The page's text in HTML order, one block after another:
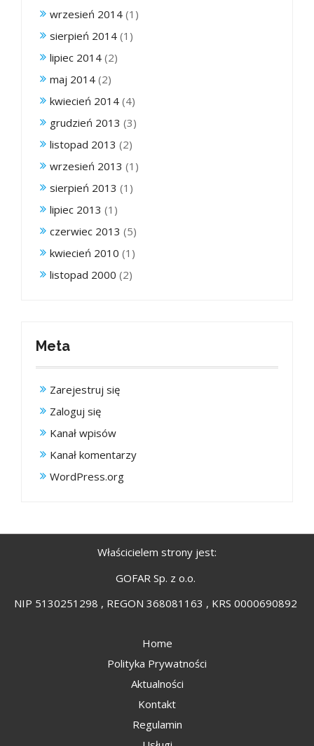
wrzesień 2014 (1)
sierpień 2014 (1)
lipiec 2014 (2)
maj 2014 (2)
kwiecień 2014 (4)
grudzień 2013 (3)
listopad 2013 (2)
wrzesień 2013 (1)
sierpień 2013 (1)
lipiec 2013 (1)
czerwiec 2013 (5)
kwiecień 2010 (1)
listopad 2000 (2)
Meta
Zarejestruj się
Zaloguj się
Kanał wpisów
Kanał komentarzy
WordPress.org
Właścicielem strony jest:
GOFAR Sp. z o.o.
NIP 5130251298 , REGON 368081163 , KRS 0000690892
Home
Polityka Prywatności
Aktualności
Kontakt
Regulamin